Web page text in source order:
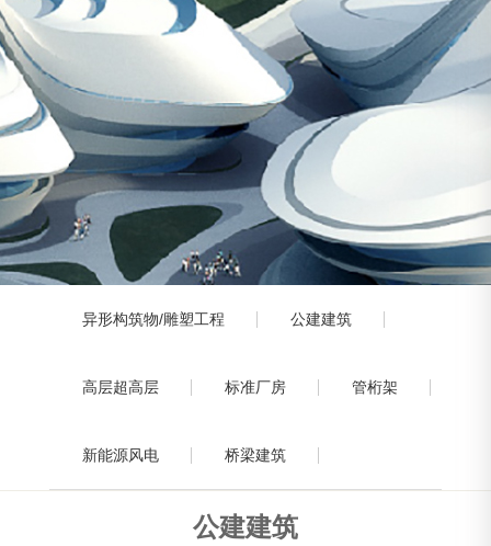
异形构筑物/雕塑工程 公建建筑
高层超高层 标准厂房 管桁架
新能源风电 桥梁建筑
公建建筑